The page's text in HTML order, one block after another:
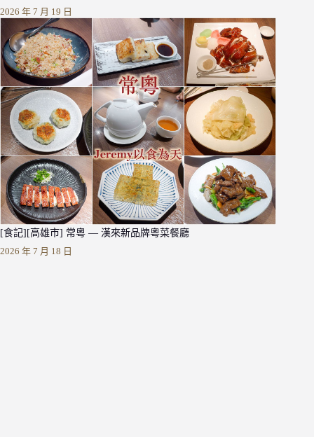
2026 年 7 月 19 日
[食記][高雄市] 常粵 — 漢來新品牌粵菜餐廳
2026 年 7 月 18 日